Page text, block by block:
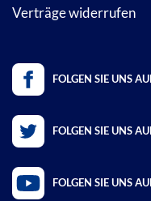
Verträge widerrufen
FOLGEN SIE UNS
FOLGEN SIE UNS
FOLGEN SIE UNS